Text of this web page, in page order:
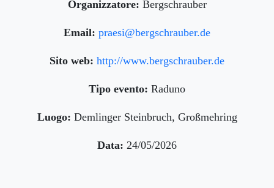
Organizzatore: Bergschrauber
Email: praesi@bergschrauber.de
Sito web: http://www.bergschrauber.de
Tipo evento: Raduno
Luogo: Demlinger Steinbruch, Großmehring
Data: 24/05/2026